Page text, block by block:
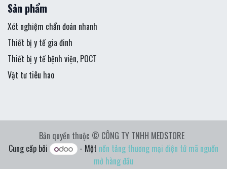
Sản phẩm
Xét nghiệm chẩn đoán nhanh
Thiết bị y tế gia đinh
Thiết bị y tế bệnh viện, POCT
Vật tư tiêu hao
Bản quyền thuộc © CÔNG TY TNHH MEDSTORE
Cung cấp bởi
- Một nền tảng thương mại điện tử mã nguồn
mở hàng đầu